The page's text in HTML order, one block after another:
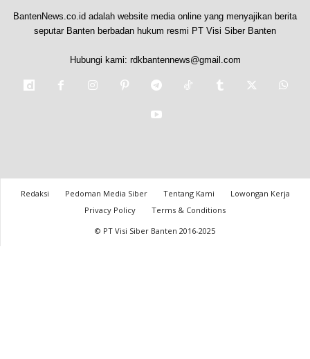
BantenNews.co.id adalah website media online yang menyajikan berita
seputar Banten berbadan hukum resmi PT Visi Siber Banten
Hubungi kami: rdkbantennews@gmail.com
Redaksi Pedoman Media Siber Tentang Kami
Lowongan Kerja
Privacy Policy
Terms & Conditions
© PT Visi Siber Banten 2016-2025